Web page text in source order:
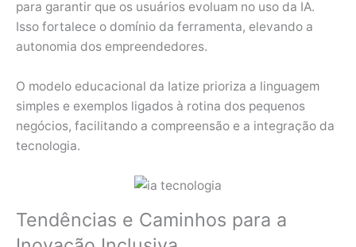
para garantir que os usuários evoluam no uso da IA.
Isso fortalece o domínio da ferramenta, elevando a
autonomia dos empreendedores.
O modelo educacional da Iatize prioriza a linguagem
simples e exemplos ligados à rotina dos pequenos
negócios, facilitando a compreensão e a integração da
tecnologia.
Tendências e Caminhos para a